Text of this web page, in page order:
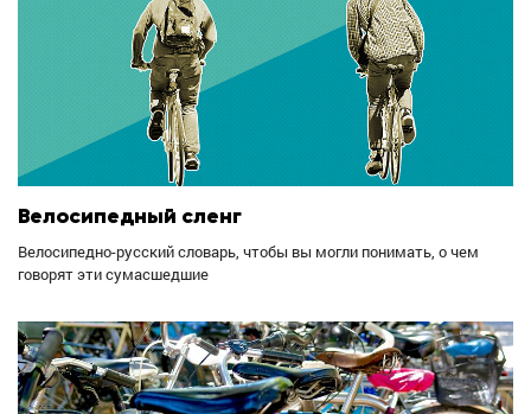
Велосипедный сленг
Велосипедно-русский словарь, чтобы вы могли понимать, о чем
говорят эти сумасшедшие